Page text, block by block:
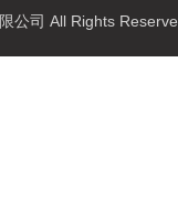
限公司 All Rights